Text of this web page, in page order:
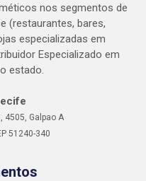
nos segmentos de
(restaurantes, bares,
especializadas em
Especializado em
estado.
4505, Galpao A
51240-340